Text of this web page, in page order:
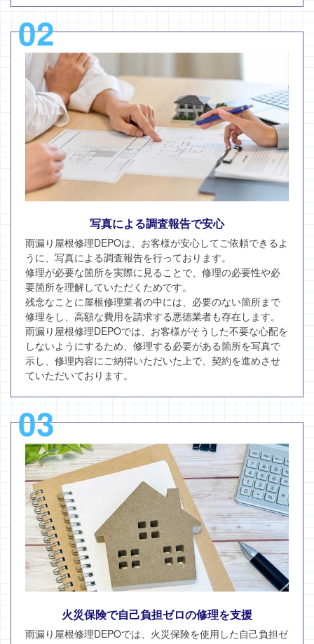
02
写真による調査報告で安心
雨漏り屋根修理DEPOは、お客様が安心してご依頼できるよ
うに、写真による調査報告を行っております。
修理が必要な箇所を実際に見ることで、修理の必要性や必
要箇所を理解していただくためです。
残念なことに屋根修理業者の中には、必要のない箇所まで
修理をし、高額な費用を請求する悪徳業者も存在します。
雨漏り屋根修理DEPOでは、お客様がそうした不要な心配を
しないようにするため、修理する必要がある箇所を写真で
示し、修理内容にご納得いただいた上で、契約を進めさせ
ていただいております。
03
火災保険で自己負担ゼロの修理を支援
雨漏り屋根修理DEPOでは、火災保険を使用した自己負担ゼ